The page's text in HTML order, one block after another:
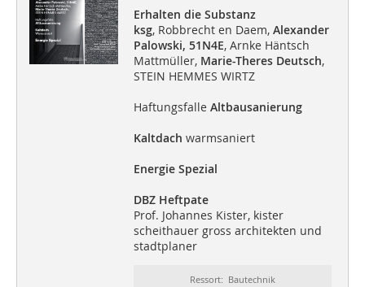
Erhalten die Substanz
ksg, Robbrecht en Daem,Alexander
Palowski, 51N4E, Arnke Häntsch
Mattmüller, Marie-Theres Deutsch,
STEIN HEMMES WIRTZ
Haftungsfalle Altbausanierung
Kaltdach warmsaniert
Energie Spezial
DBZ Heftpate
Prof. Johannes Kister, kister
scheithauer gross architekten und
stadtplaner
Ressort: Bautechnik